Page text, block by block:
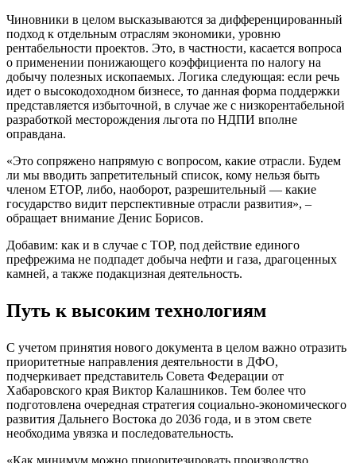
Чиновники в целом высказываются за дифференцированный
подход к отдельным отраслям экономики, уровню
рентабельности проектов. Это, в частности, касается вопроса
о применении понижающего коэффициента по налогу на
добычу полезных ископаемых. Логика следующая: если речь
идет о высокодоходном бизнесе, то данная форма поддержки
представляется избыточной, в случае же с низкорентабельной
разработкой месторождения льгота по НДПИ вполне
оправдана.
«Это сопряжено напрямую с вопросом, какие отрасли. Будем
ли мы вводить запретительный список, кому нельзя быть
членом ЕТОР, либо, наоборот, разрешительный — какие
государство видит перспективные отрасли развития», –
обращает внимание Денис Борисов.
Добавим: как и в случае с ТОР, под действие единого
префрежима не подпадет добыча нефти и газа, драгоценных
камней, а также подакцизная деятельность.
Путь к высоким технологиям
С учетом принятия нового документа в целом важно отразить
приоритетные направления деятельности в ДФО,
подчеркивает представитель Совета Федерации от
Хабаровского края Виктор Калашников. Тем более что
подготовлена очередная стратегия социально-экономического
развития Дальнего Востока до 2036 года, и в этом свете
необходима увязка и последовательность.
«Как минимум можно приоритезировать производство